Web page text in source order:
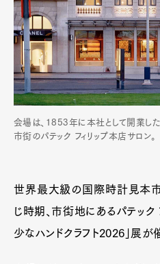
会場は、1853年に本社として開業し
市街のパテック フィリップ本店サロン。
世界最大級の国際時計見本市
じ時期、市街地にあるパテック
少なハンドクラフト2026」展が